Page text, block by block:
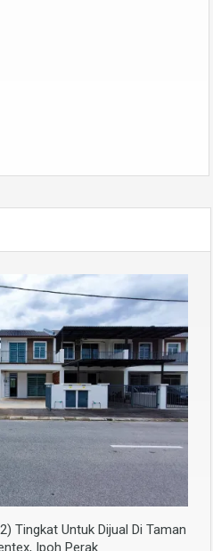
Tingkat Untuk Dijual Di Taman
Ipoh Perak